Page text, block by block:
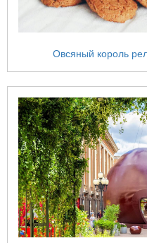
Овсяный король